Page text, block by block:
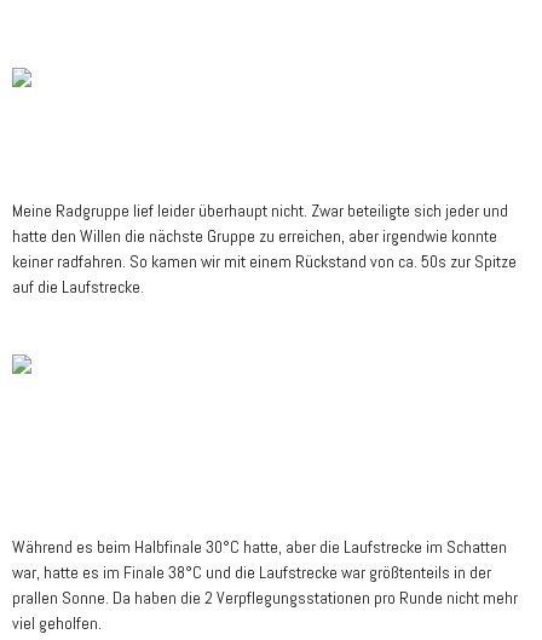
Meine Radgruppe lief leider überhaupt nicht. Zwar beteiligte sich jeder und
hatte den Willen die nächste Gruppe zu erreichen, aber irgendwie konnte
keiner radfahren. So kamen wir mit einem Rückstand von ca. 50s zur Spitze
auf die Laufstrecke.
Während es beim Halbfinale 30°C hatte, aber die Laufstrecke im Schatten
war, hatte es im Finale 38°C und die Laufstrecke war größtenteils in der
prallen Sonne. Da haben die 2 Verpflegungsstationen pro Runde nicht mehr
viel geholfen.